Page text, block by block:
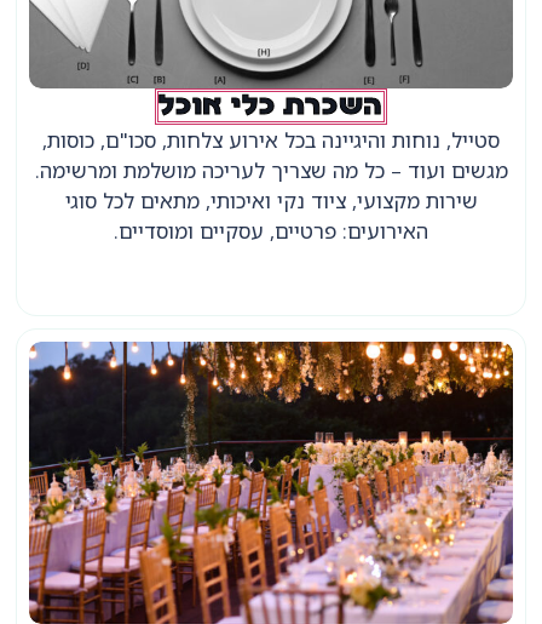
השכרת כלי אוכל
סטייל, נוחות והיגיינה בכל אירוע צלחות, סכו"ם, כוסות,
מגשים ועוד – כל מה שצריך לעריכה מושלמת ומרשימה.
שירות מקצועי, ציוד נקי ואיכותי, מתאים לכל סוגי
האירועים: פרטיים, עסקיים ומוסדיים.